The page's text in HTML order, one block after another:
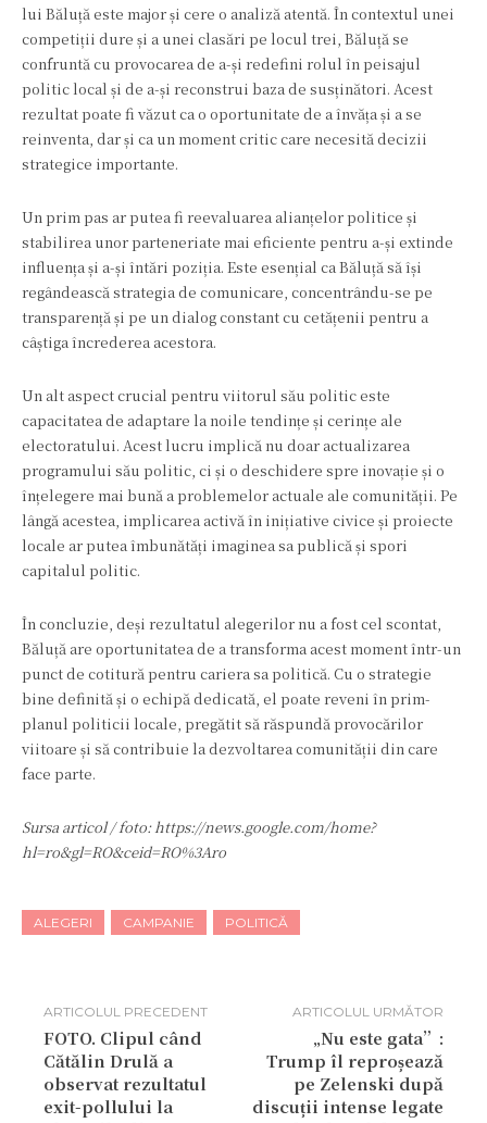
lui Băluță este major și cere o analiză atentă. În contextul unei
competiții dure și a unei clasări pe locul trei, Băluță se
confruntă cu provocarea de a-și redefini rolul în peisajul
politic local și de a-și reconstrui baza de susținători. Acest
rezultat poate fi văzut ca o oportunitate de a învăța și a se
reinventa, dar și ca un moment critic care necesită decizii
strategice importante.
Un prim pas ar putea fi reevaluarea alianțelor politice și
stabilirea unor parteneriate mai eficiente pentru a-și extinde
influența și a-și întări poziția. Este esențial ca Băluță să își
regândească strategia de comunicare, concentrându-se pe
transparență și pe un dialog constant cu cetățenii pentru a
câștiga încrederea acestora.
Un alt aspect crucial pentru viitorul său politic este
capacitatea de adaptare la noile tendințe și cerințe ale
electoratului. Acest lucru implică nu doar actualizarea
programului său politic, ci și o deschidere spre inovație și o
înțelegere mai bună a problemelor actuale ale comunității. Pe
lângă acestea, implicarea activă în inițiative civice și proiecte
locale ar putea îmbunătăți imaginea sa publică și spori
capitalul politic.
În concluzie, deși rezultatul alegerilor nu a fost cel scontat,
Băluță are oportunitatea de a transforma acest moment într-un
punct de cotitură pentru cariera sa politică. Cu o strategie
bine definită și o echipă dedicată, el poate reveni în prim-
planul politicii locale, pregătit să răspundă provocărilor
viitoare și să contribuie la dezvoltarea comunității din care
face parte.
Sursa articol / foto: https://news.google.com/home?
hl=ro&gl=RO&ceid=RO%3Aro
ALEGERI CAMPANIE POLITICĂ
ARTICOLUL PRECEDENT
FOTO. Clipul când
Cătălin Drulă a
observat rezultatul
exit-pollului la
ARTICOLUL URMĂTOR
„Nu este gata”:
Trump îl reproșează
pe Zelenski după
discuții intense legate